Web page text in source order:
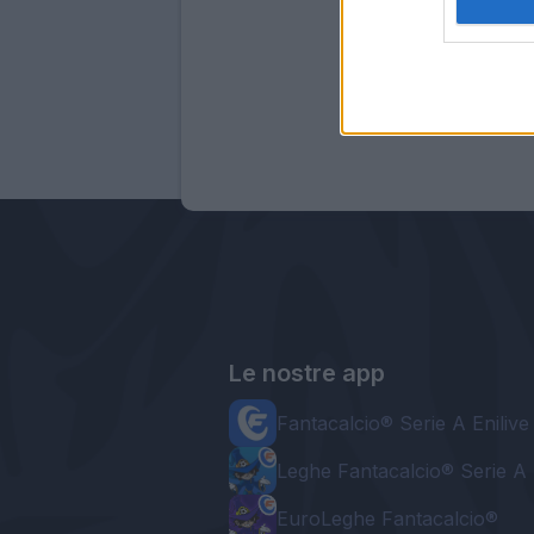
Le nostre app
Fantacalcio® Serie A Enilive
Leghe Fantacalcio® Serie A
EuroLeghe Fantacalcio®